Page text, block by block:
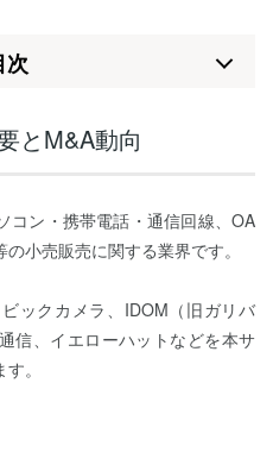
次
とM&A動向
コン・携帯電話・通信回線、OA
小売販売に関する業界です。
ックカメラ、IDOM（旧ガリバ
信、イエローハットなどを本サ
。